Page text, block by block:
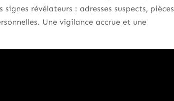
révélateurs : adresses suspects, pièces
Une vigilance accrue et une